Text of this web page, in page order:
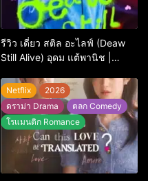
รีวิว เดี่ยว สติล อะไลฟ์ (Deaw
Still Alive) อุดม แต้พานิช |
Netflix
2026
ดราม่า Drama
ตลก Comedy
โรแมนติก Romance